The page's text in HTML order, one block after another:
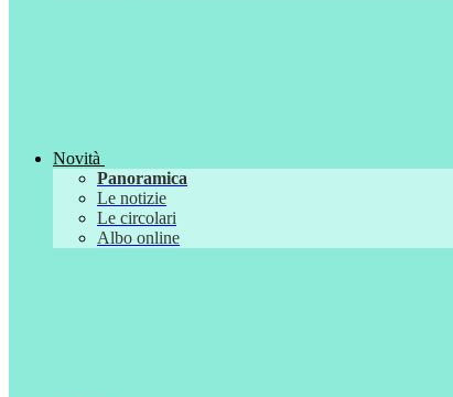
Novità
Panoramica
Le notizie
Le circolari
Albo online